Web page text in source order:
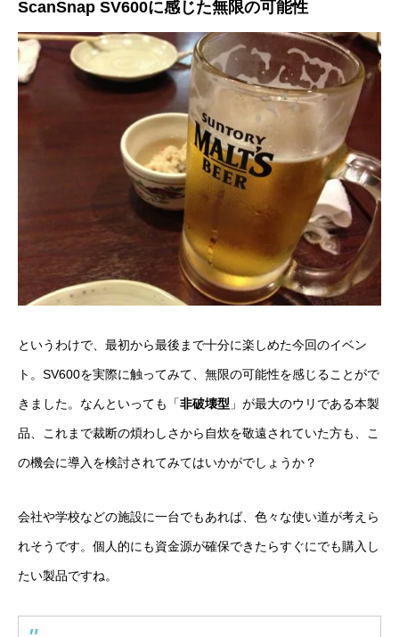
ScanSnap SV600に感じた無限の可能性
というわけで、最初から最後まで十分に楽しめた今回のイベン
ト。SV600を実際に触ってみて、無限の可能性を感じることがで
きました。なんといっても「非破壊型 」が最大のウリである本製
品、これまで裁断の煩わしさから自炊を敬遠されていた方も、こ
の機会に導入を検討されてみてはいかがでしょうか？
会社や学校などの施設に一台でもあれば、色々な使い道が考えら
れそうです。個人的にも資金源が確保できたらすぐにでも購入し
たい製品ですね。